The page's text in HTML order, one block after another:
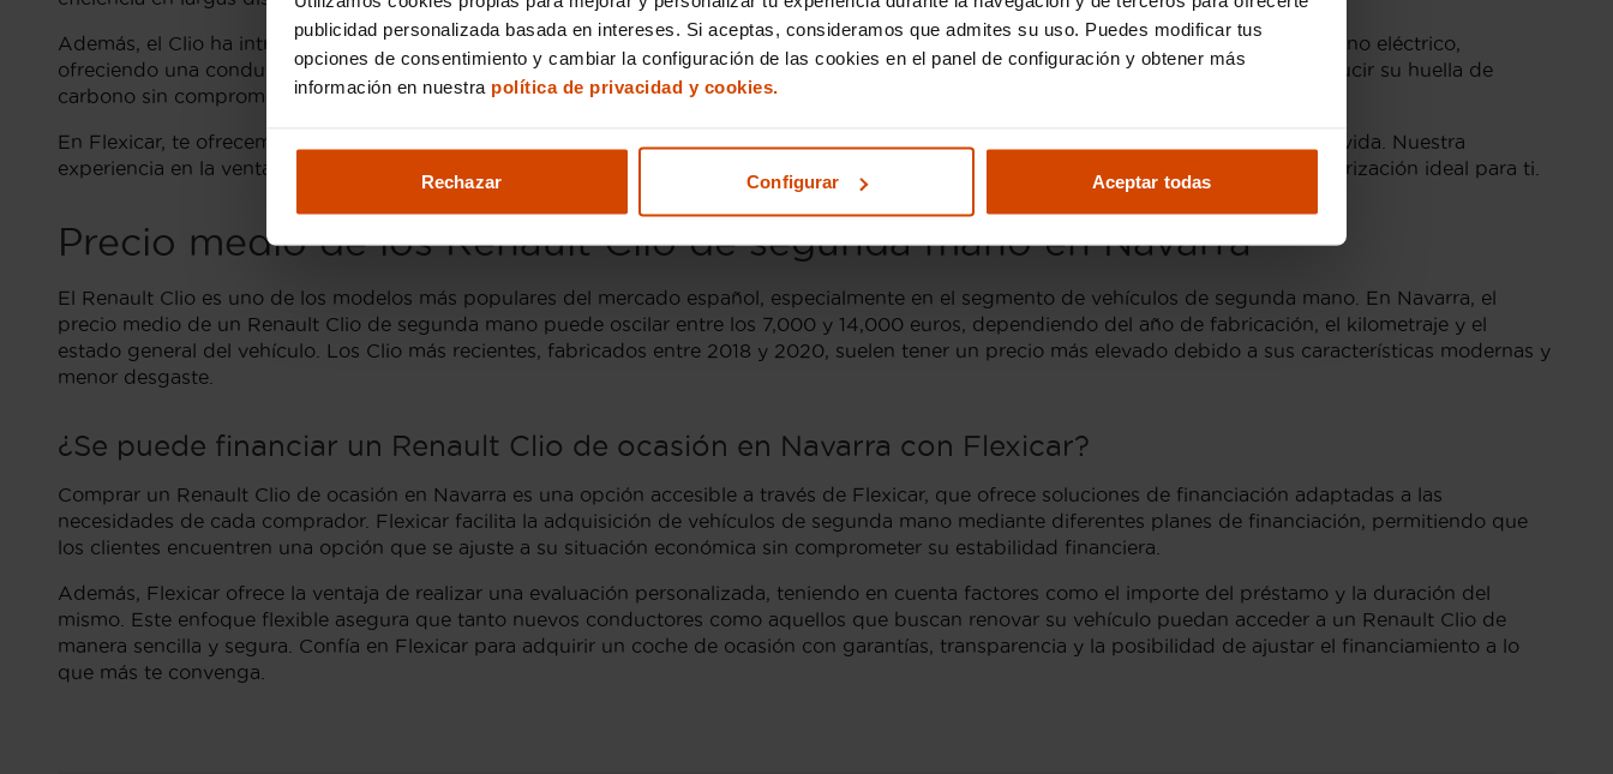
publicidad personalizada basada en intereses. Si aceptas, consideramos que admites su uso. Puedes modificar tus
opciones de consentimiento y cambiar la configuración de las cookies en el panel de configuración y obtener más
información en nuestra política de privacidad y cookies.
Rechazar Configurar Aceptar todas
Además, el Clio ha introducido motorizaciones híbridas, como el E-Tech Hybrid 140, que combina un motor de combustión interna con uno eléctrico,
ofreciendo una conducción más ecológica y económica. Este modelo es particularmente popular entre los compradores que buscan reducir su huella de
carbono sin comprometer el rendimiento del vehículo.
En Flexicar, te ofrecemos asesoramiento especializado para que elijas la motorización que mejor se adapte a tus necesidades y estilo de vida. Nuestra
experiencia en la venta de coches de segunda mano en Navarra garantiza que recibas un vehículo en óptimas condiciones y con la motorización ideal para ti.
Precio medio de los Renault Clio de segunda mano en Navarra
El Renault Clio es uno de los modelos más populares del mercado español, especialmente en el segmento de vehículos de segunda mano. En Navarra, el
precio medio de un Renault Clio de segunda mano puede oscilar entre los 7,000 y 14,000 euros, dependiendo del año de fabricación, el kilometraje y el
estado general del vehículo. Los Clio más recientes, fabricados entre 2018 y 2020, suelen tener un precio más elevado debido a sus características modernas y
menor desgaste.
¿Se puede financiar un Renault Clio de ocasión en Navarra con Flexicar?
Comprar un Renault Clio de ocasión en Navarra es una opción accesible a través de Flexicar, que ofrece soluciones de financiación adaptadas a las
necesidades de cada comprador. Flexicar facilita la adquisición de vehículos de segunda mano mediante diferentes planes de financiación, permitiendo que
los clientes encuentren una opción que se ajuste a su situación económica sin comprometer su estabilidad financiera.
Además, Flexicar ofrece la ventaja de realizar una evaluación personalizada, teniendo en cuenta factores como el importe del préstamo y la duración del
mismo. Este enfoque flexible asegura que tanto nuevos conductores como aquellos que buscan renovar su vehículo puedan acceder a un Renault Clio de
manera sencilla y segura. Confía en Flexicar para adquirir un coche de ocasión con garantías, transparencia y la posibilidad de ajustar el financiamiento a lo
que más te convenga.